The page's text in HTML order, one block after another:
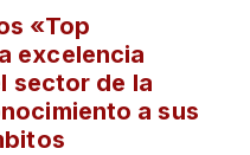
«Top
excelencia
sector de la
a sus